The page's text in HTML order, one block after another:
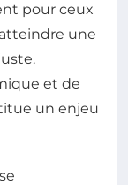
pour ceux
une
et de
un enjeu